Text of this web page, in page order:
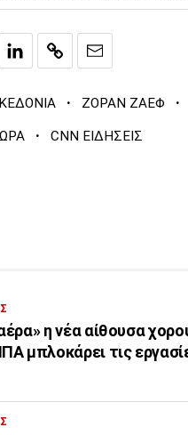
· ΖΟΡΑΝ ΖΑΕΦ ·
· CNN ΕΙΔΗΣΕΙΣ
η νέα αίθουσα
μπλοκάρει τις